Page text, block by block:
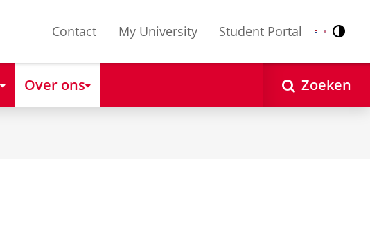
Contact My University Student Portal Nederlands
English
Over ons Zoeken